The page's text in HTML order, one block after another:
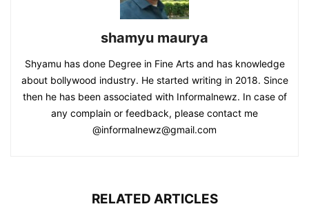
shamyu maurya
Shyamu has done Degree in Fine Arts and has knowledge
about bollywood industry. He started writing in 2018. Since
then he has been associated with Informalnewz. In case of
any complain or feedback, please contact me
@informalnewz@gmail.com
RELATED ARTICLES